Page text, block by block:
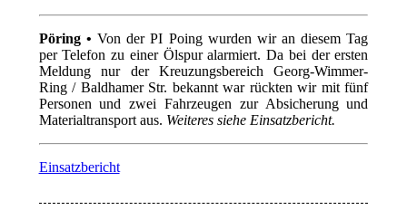
Pöring • Von der PI Poing wurden wir an diesem Tag
per Telefon zu einer Ölspur alarmiert. Da bei der ersten
Meldung nur der Kreuzungsbereich Georg-Wimmer-
Ring / Baldhamer Str. bekannt war rückten wir mit fünf
Personen und zwei Fahrzeugen zur Absicherung und
Materialtransport aus. Weiteres siehe Einsatzbericht.
Einsatzbericht